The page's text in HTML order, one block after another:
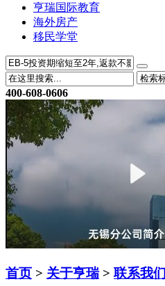
亨瑞国际教育
海外房产
移民学堂
400-608-0606
首页 > 关于亨瑞> 联系我们